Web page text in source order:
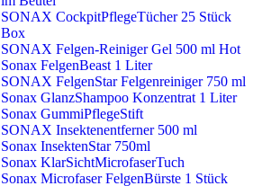
SONAX CockpitPflegeTücher 25 Stück
Box
SONAX Felgen-Reiniger Gel 500 ml Hot
Sonax FelgenBeast 1 Liter
SONAX FelgenStar Felgenreiniger 750 ml
Sonax GlanzShampoo Konzentrat 1 Liter
Sonax GummiPflegeStift
SONAX Insektenentferner 500 ml
Sonax InsektenStar 750ml
Sonax KlarSichtMicrofaserTuch
Sonax Microfaser FelgenBürste 1 Stück